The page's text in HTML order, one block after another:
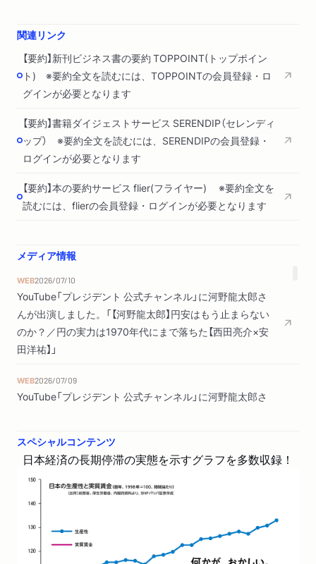
２ 対外投資は本当に儲かっているのか
勝者の呪い／高い営業外収益と無視し得ない特別損失／キャリ
ートレード？／過去四半世紀の円高のもう一つの原因／円高危
機は終わったのか／資源高危機／超円安に苦しめられる社会に
移行／なぜ利上げできないのか／日銀は「奴雁」になれるか
第４章 労働市場の構造変化と日銀の二つの誤算
１ 安価な労働力の大量出現という第一の誤算
ラディカルレフトやラディカルライトの台頭／高齢者の労働参
加率の高まりのもう一つの背景／女性の労働力率の上昇は技術
上昇
２ もう一つの誤算は残業規制のインパクト
コストプッシュインフレがなぜ長引くのか／働き方改革の影響
が現れたのは2023年春／需給ギャップタイト化の過小評価は
2010年代半ばから／古典的な「完全雇用状態」ではない
３ 消費者余剰の消滅とアンチ・エスタブリッシュメント政党
の台頭
余剰の消滅とアンチ・エスタブリッシュメントの台頭
第５章 労働法制変更のマクロ経済への衝撃
長期停滞の入り口も「働き方改革」が影響／構造改革派の聖典と
なった林・プレスコット論文／構造改革路線の帰結／潜在成長
関連リンク
【要約】新刊ビジネス書の要約 TOPPOINT(トップポイン
ト) ※要約全文を読むには、TOPPOINTの会員登録・ロ
グインが必要となります
【要約】書籍ダイジェストサービス SERENDIP（セレンディ
ップ） ※要約全文を読むには、SERENDIPの会員登録・
ログインが必要となります
【要約】本の要約サービス flier(フライヤー) ※要約全文を
読むには、flierの会員登録・ログインが必要となります
メディア情報
WEB2026/07/10
YouTube「プレジデント 公式チャンネル」に河野龍太郎さ
んが出演しました。「【河野龍太郎】円安はもう止まらない
のか？／円の実力は1970年代にまで落ちた【西田亮介×安
田洋祐】」
WEB2026/07/09
YouTube「プレジデント 公式チャンネル」に河野龍太郎さ
祐】」
WEB2026/05/12
YouTube「文藝春秋PLUS 公式チャンネル」に河野龍太郎さ
義以外に未来はあるのか｜軍事・監視AIは"悪いイノベー
ション”？｜トランプ暴走の背景にある"欠乏経済”の正体｜
スペシャルコンテンツ
日本経済の長期停滞の実態を示すグラフを多数収録！